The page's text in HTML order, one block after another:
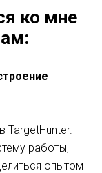
ко мне
TargetHunter.
работы,
опытом